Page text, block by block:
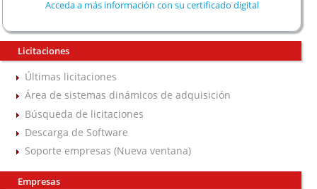
Acceda a más información con su certificado digital
Licitaciones
Últimas licitaciones
Área de sistemas dinámicos de adquisición
Búsqueda de licitaciones
Descarga de Software
Soporte empresas (Nueva ventana)
Empresas